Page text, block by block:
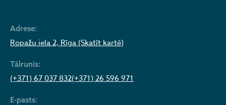
Adrese:
Ropažu iela 2, Rīga (Skatīt kartē)
Tālrunis:
(+371) 67 037 832(+371) 26 596 971
E-pasts: